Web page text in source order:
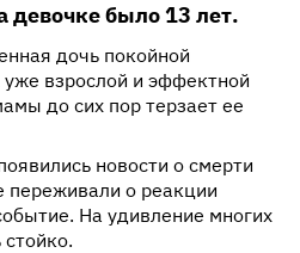
девочке было 13 лет.
дочь покойной
взрослой и эффектной
до сих пор терзает ее
новости о смерти
о реакции
На удивление многих